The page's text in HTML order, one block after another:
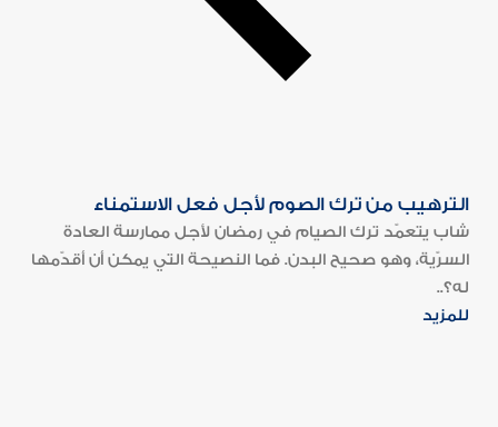
الترهيب من ترك الصوم لأجل فعل الاستمناء
شاب يتعمّد ترك الصيام في رمضان لأجل ممارسة العادة
السرّية، وهو صحيح البدن. فما النصيحة التي يمكن أن أقدّمها
له؟..
للمزيد